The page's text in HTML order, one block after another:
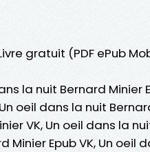
gratuit (PDF ePub
la nuit Bernard Minier
oeil dans la nuit
VK, Un oeil dans la
Minier Epub VK, Un oeil